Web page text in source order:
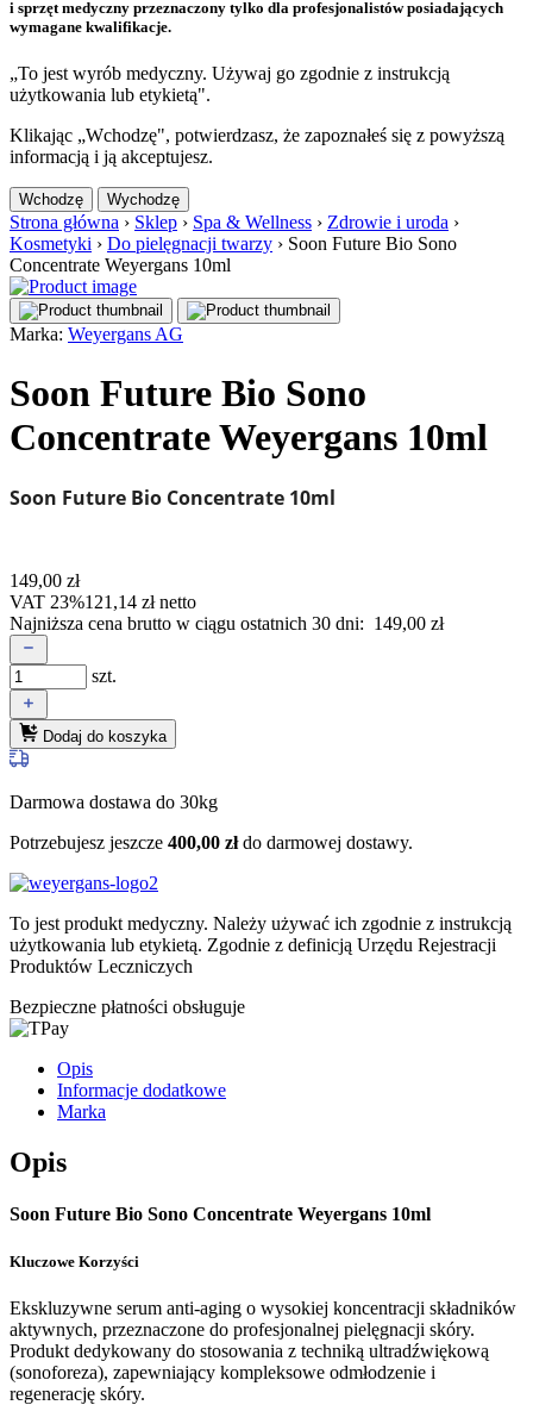
i sprzęt medyczny przeznaczony tylko dla profesjonalistów posiadających
wymagane kwalifikacje.
„To jest wyrób medyczny. Używaj go zgodnie z instrukcją
użytkowania lub etykietą".
Klikając „Wchodzę", potwierdzasz, że zapoznałeś się z powyższą
informacją i ją akceptujesz.
Wchodzę Wychodzę
Strona główna › Sklep › Spa & Wellness › Zdrowie i uroda ›
Kosmetyki › Do pielęgnacji twarzy › Soon Future Bio Sono
Concentrate Weyergans 10ml
Marka: Weyergans AG
Soon Future Bio Sono
Concentrate Weyergans 10ml
Soon Future Bio Concentrate 10ml
149,00 zł
VAT 23%121,14 złnetto
Najniższa cena brutto w ciągu ostatnich 30 dni: 149,00 zł
szt.
Dodaj do koszyka
Darmowa dostawa do 30kg
Potrzebujesz jeszcze 400,00 złdo darmowej dostawy.
To jest produkt medyczny. Należy używać ich zgodnie z instrukcją
użytkowania lub etykietą. Zgodnie z definicją Urzędu Rejestracji
Produktów Leczniczych
Bezpieczne płatności obsługuje
Opis
Informacje dodatkowe
Marka
Opis
Soon Future Bio Sono Concentrate Weyergans 10ml
Kluczowe Korzyści
Ekskluzywne serum anti-aging o wysokiej koncentracji składników
aktywnych, przeznaczone do profesjonalnej pielęgnacji skóry.
Produkt dedykowany do stosowania z techniką ultradźwiękową
(sonoforeza), zapewniający kompleksowe odmłodzenie i
regenerację skóry.